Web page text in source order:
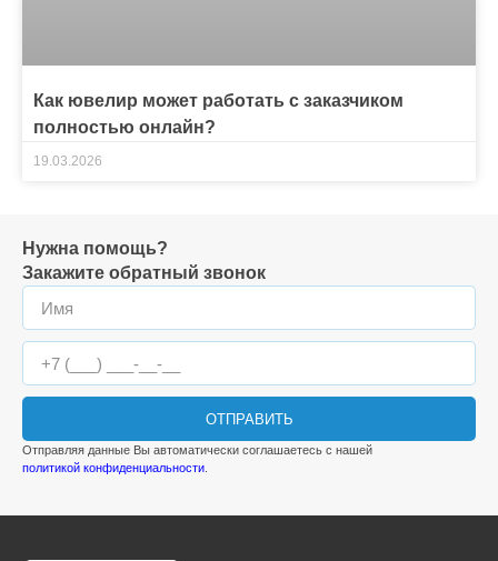
Как ювелир может работать с заказчиком
полностью онлайн?
19.03.2026
Нужна помощь?
Закажите обратный звонок
ОТПРАВИТЬ
Отправляя данные Вы автоматически соглашаетесь с нашей
политикой конфиденциальности